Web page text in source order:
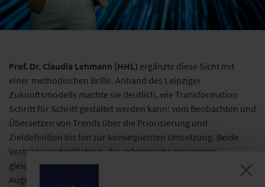
Prof. Dr. Claudia Lehmann (HHL) ergänzte diese Sicht mit
einer methodischen Brille. Anhand des Leipziger
Zukunftsmodells machte sie deutlich, wie Transformation
Schritt für Schritt gestaltet werden kann: vom Beobachten und
Übersetzen von Trends über die Priorisierung und
Zieldefinition bis hin zur konsequenten Umsetzung. Beide
Vorträge verdeutlichten, das erfolgreiche Innovation
gleichermaßen Mut, Struktur und Zusammenarbeit auf
Augenhöhe erfordert.